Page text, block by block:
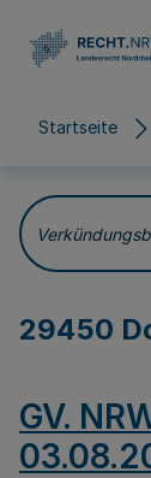
Startseite
29450
GV.